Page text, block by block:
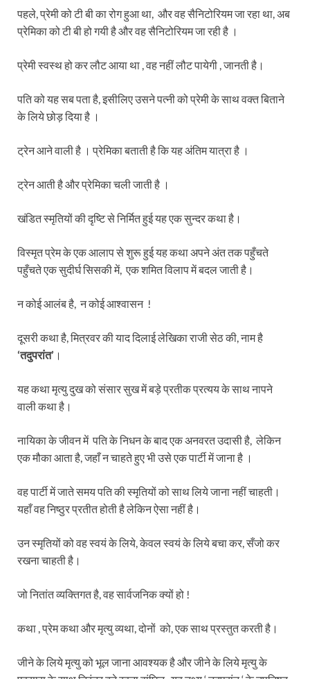
पहले, प्रेमी को टी बी का रोग हुआ था, और वह सैनिटोरियम जा रहा था, अब
प्रेमिका को टी बी हो गयी है और वह सैनिटोरियम जा रही है ।
प्रेमी स्वस्थ हो कर लौट आया था , वह नहीं लौट पायेगी , जानती है।
पति को यह सब पता है, इसीलिए उसने पत्नी को प्रेमी के साथ वक्त बिताने
के लिये छोड़ दिया है ।
ट्रेन आने वाली है । प्रेमिका बताती है कि यह अंतिम यात्रा है ।
ट्रेन आती है और प्रेमिका चली जाती है ।
खंडित स्मृतियों की दृष्टि से निर्मित हुई यह एक सुन्दर कथा है।
विस्मृत प्रेम के एक आलाप से शुरू हुई यह कथा अपने अंत तक पहुँचते
पहुँचते एक सुदीर्घ सिसकी में, एक शमित विलाप में बदल जाती है।
न कोई आलंब है, न कोई आश्वासन !
दूसरी कथा है, मित्रवर की याद दिलाई लेखिका राजी सेठ की, नाम है
‘तदुपरांत’ ।
यह कथा मृत्यु दुख को संसार सुख में बड़े प्रतीक प्रत्यय के साथ नापने
वाली कथा है।
नायिका के जीवन में पति के निधन के बाद एक अनवरत उदासी है, लेकिन
एक मौका आता है, जहाँ न चाहते हुए भी उसे एक पार्टी में जाना है ।
वह पार्टी में जाते समय पति की स्मृतियों को साथ लिये जाना नहीं चाहती।
यहाँ वह निष्ठुर प्रतीत होती है लेकिन ऐसा नहीं है।
उन स्मृतियों को वह स्वयं के लिये, केवल स्वयं के लिये बचा कर, सँजो कर
रखना चाहती है।
जो नितांत व्यक्तिगत है, वह सार्वजनिक क्यों हो !
कथा , प्रेम कथा और मृत्यु व्यथा, दोनों को, एक साथ प्रस्तुत करती है।
जीने के लिये मृत्यु को भूल जाना आवश्यक है और जीने के लिये मृत्यु के